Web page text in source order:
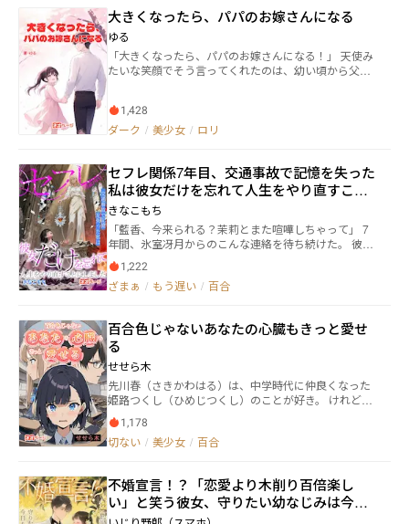
日もしないうちに復縁するよ」 そんな声が、社内中に
広がっていた。 二人の大学時代を知る同級生として、
澪は恋愛話を聞かれても何も答えられなかった。 なぜ
なら、彼女だけが知っているから。 氷川律と一年間、
誰にも知られない夫婦だったことを。 その日、澪は静
かに左手の薬指から指輪を外した。 そして、それをそ
たものは、たった一枚の指輪と―― 今まで一度も聞けなか
った、たった一つの問いだった。 「……あなたは、本
当に一度でも私を好きだったことがありますか？」
の子どもを産み、すべてを「母が高齢出産した弟妹」
だと夫に信じ込ませた。 やがて訪れるDNA鑑定。 揺
らぐ三大名家。 そして一億円を超える“認知料”。 私を
「安い女」と嘲笑った代償は、想像をはるかに超える
高額となる。 私を見下してきたすべての男たちへ——
大きくなったら、パパのお嫁さんになる
ゆる
「大きくなったら、パパのお嫁さんになる！」 天使み
たいな笑顔でそう言ってくれたのは、幼い頃から父親
な娘との毎日は、癒しと笑顔に満ちた“幸せな家庭”の
かたち。 仕事で忙しいママに代わって家事を手伝い、
はん作ってあげるんだからね！」 そう言って笑う娘
に、思わず頬が緩む父。 だが、そんな平穏な日々は、
ある“きっかけ”から少しずつ軋み始めていく――。 これ
は、“微笑ましい家族の記録”ではありません。 最後ま
で読んだとき、あなたはきっと後悔する。笑顔の裏に
潜む、純粋すぎる愛のかたちに――。
1,428
ダーク / 美少女 / ロリ
セフレ関係7年目、交通事故で記憶を失った
私は彼女だけを忘れて人生をやり直すこと
にしました
きなこもち
「藍香、今来られる？茉莉とまた喧嘩しちゃって」 7
年間、氷室冴月からのこんな連絡を待ち続けた。 彼女
が私を必要とする瞬間だけが、私の存在意義だった。
ラブホで抱かれた後、いつものように言われる。 「帰
って。明日茉莉が帰ってくるから」 その夜、暴雨の中
された3247枚の写真、100回以上のホテル記録、そし
て「私はあの子の代わりもの」と書かれた日記。 過去
の自分がどれほど惨めだったかを知った瞬間、私は決
めた—— この記憶は、もう二度と取り戻さない。 すべ
てを削除し、ブロックした。 新しい人生が、今日から
始まる。 でも、私をセフレとしか思っていなかったは
ずの彼女は、 なぜか今になって泣きながら追いかけて
きた。
1,222
ざまぁ / もう遅い / 百合
百合色じゃないあなたの心臓もきっと愛せ
る
せせら木
先川春（さきかわはる）は、中学時代に仲良くなった
姫路つくし（ひめじつくし）のことが好き。 けれど、
つくしは春と同じ女の子で、想いを伝えれば、親友同
士である今の関係も崩れ去ってしまうと考え、なかな
か好きであることを言い出せずにいた。 そうして、高
ッシュな見た目をしていたのと、身長にも変化が無か
ったため、すぐには周りにバレることがない。 しか
し、変化は体だけではなく、心にも現れていた。 つく
1,178
切ない / 美少女 / 百合
不婚宣言！？「恋愛より木削り百倍楽し
い」と笑う彼女、守りたい幼なじみは今日
も強がり